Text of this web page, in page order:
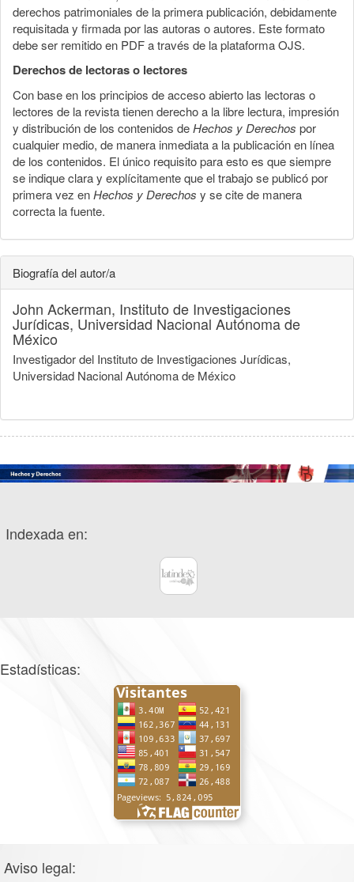
derechos patrimoniales de la primera publicación, debidamente
requisitada y firmada por las autoras o autores. Este formato
debe ser remitido en PDF a través de la plataforma OJS.
Derechos de lectoras o lectores
Con base en los principios de acceso abierto las lectoras o
lectores de la revista tienen derecho a la libre lectura, impresión
y distribución de los contenidos deHechos y Derechos por
cualquier medio, de manera inmediata a la publicación en línea
de los contenidos. El único requisito para esto es que siempre
se indique clara y explícitamente que el trabajo se publicó por
primera vez enHechos y Derechos y se cite de manera
correcta la fuente.
Biografía del autor/a
John Ackerman, Instituto de Investigaciones
Jurídicas, Universidad Nacional Autónoma de
México
Investigador del Instituto de Investigaciones Jurídicas,
Universidad Nacional Autónoma de México
Indexada en:
Estadísticas:
Aviso legal: